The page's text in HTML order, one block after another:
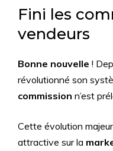
Fini les
vendeurs
Bonne nouvelle !
révolutionné son
commission n’est
Cette évolution
attractive sur la